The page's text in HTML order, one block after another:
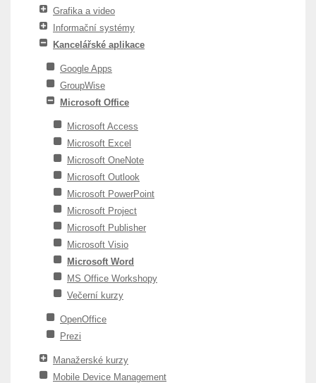
Grafika a video
Informační systémy
Kancelářské aplikace
Google Apps
GroupWise
Microsoft Office
Microsoft Access
Microsoft Excel
Microsoft OneNote
Microsoft Outlook
Microsoft PowerPoint
Microsoft Project
Microsoft Publisher
Microsoft Visio
Microsoft Word
MS Office Workshopy
Večerní kurzy
OpenOffice
Prezi
Manažerské kurzy
Mobile Device Management